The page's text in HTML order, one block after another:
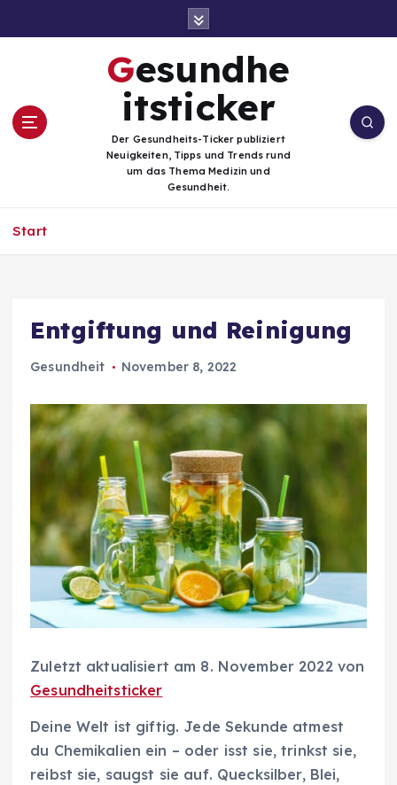
i
Gesundhe
itsticker
Der Gesundheits-Ticker publiziert
Neuigkeiten, Tipps und Trends rund
um das Thema Medizin und
Gesundheit.
Start
Entgiftung und Reinigung
Gesundheit November 8, 2022
Zuletzt aktualisiert am 8. November 2022 von
Gesundheitsticker
Deine Welt ist giftig. Jede Sekunde atmest
du Chemikalien ein – oder isst sie, trinkst sie,
reibst sie, saugst sie auf. Quecksilber, Blei,